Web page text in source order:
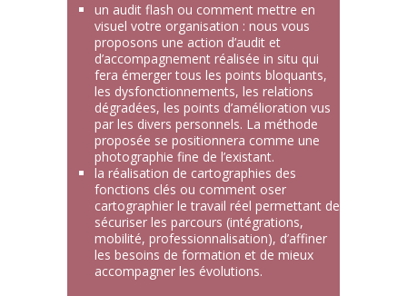
un audit flash ou comment mettre en
visuel votre organisation : nous vous
proposons une action d’audit et
d’accompagnement réalisée in situ qui
fera émerger tous les points bloquants,
les dysfonctionnements, les relations
dégradées, les points d’amélioration vus
par les divers personnels. La méthode
proposée se positionnera comme une
photographie fine de l’existant.
la réalisation de cartographies des
fonctions clés ou comment oser
cartographier le travail réel permettant de
sécuriser les parcours (intégrations,
mobilité, professionnalisation), d’affiner
les besoins de formation et de mieux
accompagner les évolutions.